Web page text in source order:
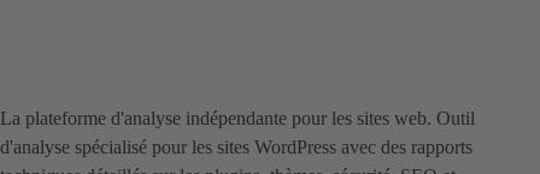
La plateforme d'analyse indépendante pour les sites web. Outil
d'analyse spécialisé pour les sites WordPress avec des rapports